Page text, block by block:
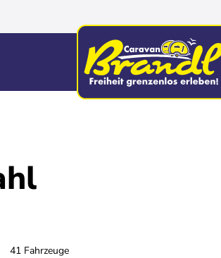
41 Fahrzeuge